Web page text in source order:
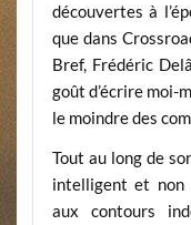
découvertes à
que dans
Bref, Frédéric
goût d’écrire moi-
le moindre des
Tout au long de
intelligent et non
aux contours